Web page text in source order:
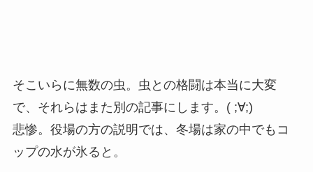
そこいらに無数の虫。虫との格闘は本当に大変
で、それらはまた別の記事にします。( ;∀;)
悲惨。役場の方の説明では、冬場は家の中でもコ
ップの水が氷ると。